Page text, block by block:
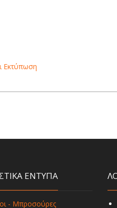
Εκτύπωση
ΕΝΤΥΠΑ
- Μπροσούρες